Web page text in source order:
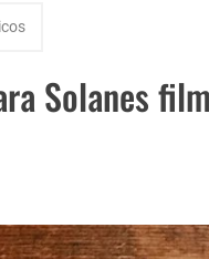
Bolsa de Trabajo en Cine y
(Remoto)
Solanes